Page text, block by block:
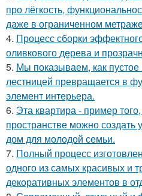
про лёгкость,
даже в ограниченном
4. Процесс сборки
оливкового дерева и
5. Мы показываем, как пустое
лестницей превращается в
элемент интерьера.
6. Эта квартира - пример
пространстве можно
дом для молодой семьи.
7. Полный процесс
одного из самых красивых и
декоративных элементов в